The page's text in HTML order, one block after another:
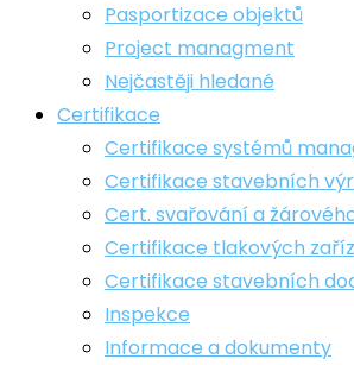
Pasportizace objektů
Project managment
​Nejčastěji hledané
Certifikace
Certifikace systémů
Certifikace stavebních
Cert. svařování a
Certifikace tlakových
Certifikace stavebních
Inspekce
Informace a dokumenty